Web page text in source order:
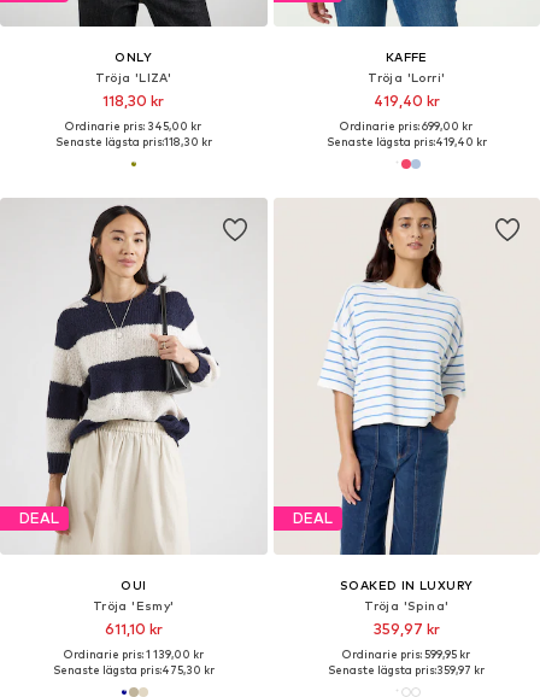
ONLY
Tröja 'LIZA'
118,30 kr
Ordinarie pris: 345,00 kr
Senaste lägsta pris:118,30 kr
KAFFE
Tröja 'Lorri'
419,40 kr
Ordinarie pris: 699,00 kr
Senaste lägsta pris:419,40 kr
DEAL
OUI
Tröja 'Esmy'
611,10 kr
Ordinarie pris: 1 139,00 kr
Senaste lägsta pris:475,30 kr
DEAL
SOAKED IN LUXURY
Tröja 'Spina'
359,97 kr
Ordinarie pris: 599,95 kr
Senaste lägsta pris:359,97 kr